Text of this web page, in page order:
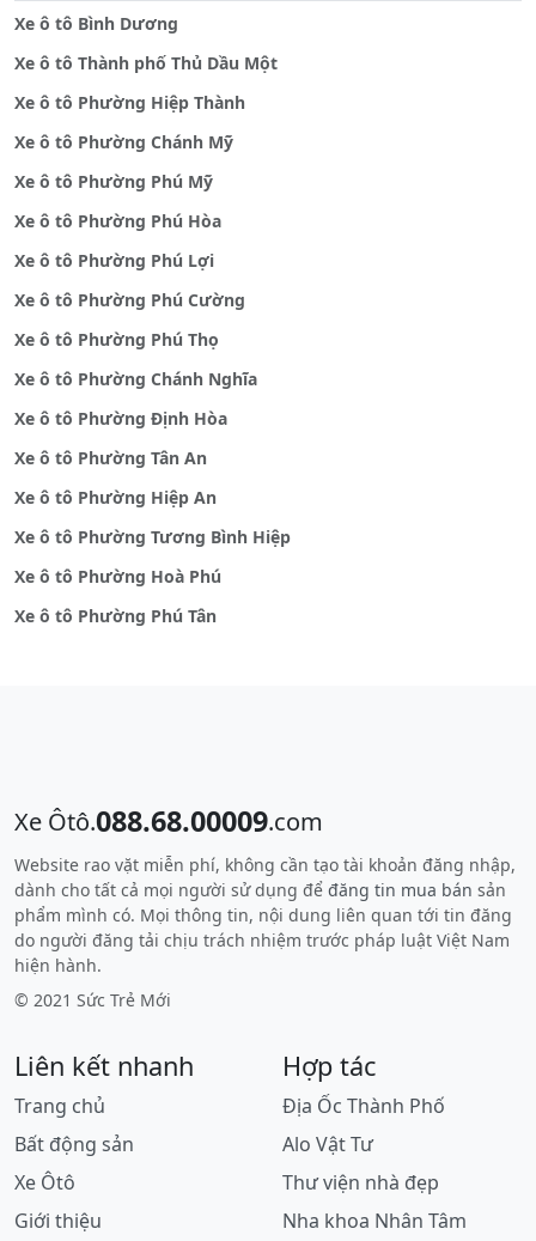
Xe ô tô Bình Dương
Xe ô tô Thành phố Thủ Dầu Một
Xe ô tô Phường Hiệp Thành
Xe ô tô Phường Chánh Mỹ
Xe ô tô Phường Phú Mỹ
Xe ô tô Phường Phú Hòa
Xe ô tô Phường Phú Lợi
Xe ô tô Phường Phú Cường
Xe ô tô Phường Phú Thọ
Xe ô tô Phường Chánh Nghĩa
Xe ô tô Phường Định Hòa
Xe ô tô Phường Tân An
Xe ô tô Phường Hiệp An
Xe ô tô Phường Tương Bình Hiệp
Xe ô tô Phường Hoà Phú
Xe ô tô Phường Phú Tân
Xe Ôtô.088.68.00009.com
Website rao vặt miễn phí, không cần tạo tài khoản đăng nhập,
dành cho tất cả mọi người sử dụng để đăng tin mua bán sản
phẩm mình có. Mọi thông tin, nội dung liên quan tới tin đăng
do người đăng tải chịu trách nhiệm trước pháp luật Việt Nam
hiện hành.
© 2021 Sức Trẻ Mới
Liên kết nhanh
Trang chủ
Bất động sản
Xe Ôtô
Giới thiệu
Hợp tác
Địa Ốc Thành Phố
Alo Vật Tư
Thư viện nhà đẹp
Nha khoa Nhân Tâm